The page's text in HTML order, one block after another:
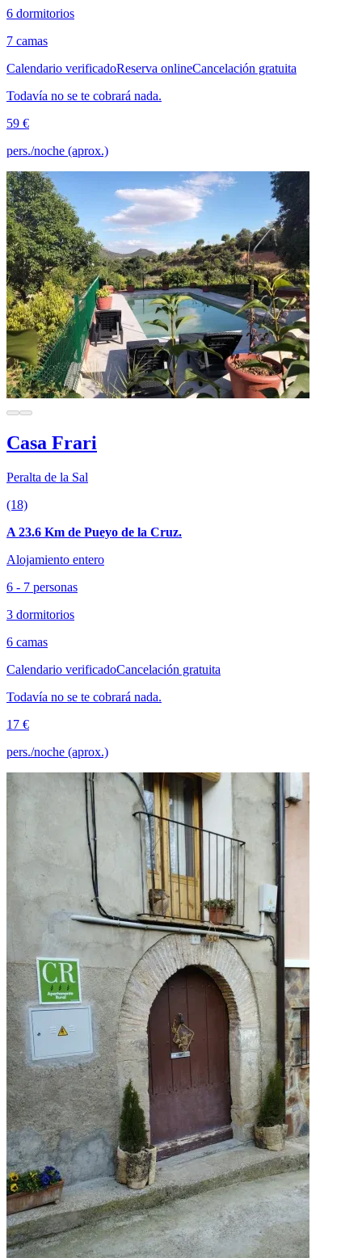
6 dormitorios
7 camas
Calendario verificadoReserva onlineCancelación gratuita
Todavía no se te cobrará nada.
59 €
pers./noche (aprox.)
Casa Frari
Peralta de la Sal
(18)
A 23.6 Km de Pueyo de la Cruz.
Alojamiento entero
6 - 7 personas
3 dormitorios
6 camas
Calendario verificadoCancelación gratuita
Todavía no se te cobrará nada.
17 €
pers./noche (aprox.)